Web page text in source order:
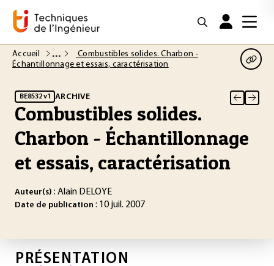
Accueil
Combustibles solides. Charbon -
Échantillonnage et essais, caractérisation
BE8532 v1 ARCHIVE
Combustibles solides.
Charbon - Échantillonnage
et essais, caractérisation
Auteur(s) : Alain DELOYE
Date de publication : 10 juil. 2007
PRÉSENTATION